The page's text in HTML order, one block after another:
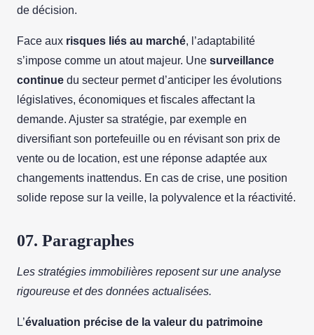
de décision.
Face aux risques liés au marché, l’adaptabilité
s’impose comme un atout majeur. Une surveillance
continue du secteur permet d’anticiper les évolutions
législatives, économiques et fiscales affectant la
demande. Ajuster sa stratégie, par exemple en
diversifiant son portefeuille ou en révisant son prix de
vente ou de location, est une réponse adaptée aux
changements inattendus. En cas de crise, une position
solide repose sur la veille, la polyvalence et la réactivité.
07. Paragraphes
Les stratégies immobilières reposent sur une analyse
rigoureuse et des données actualisées.
L’évaluation précise de la valeur du patrimoine